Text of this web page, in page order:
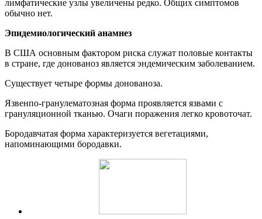
лимфатические узлы увеличены редко. Общих симптомов
обычно нет.
Эпидемиологический анамнез
В США основным фактором риска служат половые контакты
в стране, где донованоз является эндемическим заболеванием.
Существует четыре формы донованоза.
Язвенпо-гранулематозная форма проявляется язвами с
грануляционной тканью. Очаги поражения легко кровоточат.
Бородавчатая форма характеризуется вегетациями,
напоминающими бородавки.